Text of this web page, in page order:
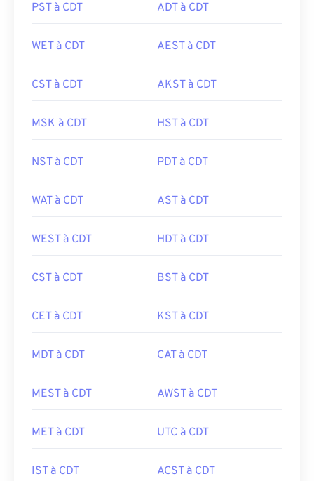
PST à CDT ADT à CDT
WET à CDT AEST à CDT
CST à CDT AKST à CDT
MSK à CDT HST à CDT
NST à CDT PDT à CDT
WAT à CDT AST à CDT
WEST à CDT HDT à CDT
CST à CDT BST à CDT
CET à CDT KST à CDT
MDT à CDT CAT à CDT
MEST à CDT AWST à CDT
MET à CDT UTC à CDT
IST à CDT ACST à CDT